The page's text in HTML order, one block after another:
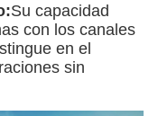
Su capacidad
con los canales
en el
sin